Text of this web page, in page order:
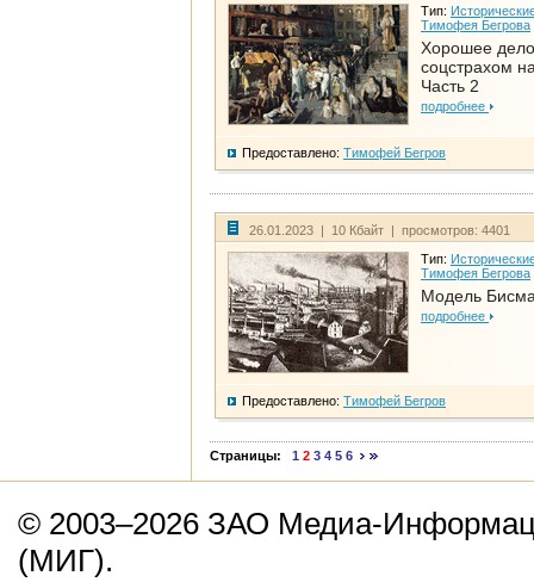
Тип:
Тимофея Бегрова
Хорошее дело
соцстрахом
Часть 2
подробнее
Предоставлено: Тимофей Бегров
26.01.2023 | 10 Кбайт | просмотров: 4401
Тип:
Тимофея Бегрова
Модель
подробнее
Предоставлено: Тимофей Бегров
Страницы: 1 2 3 4 5 6
© 2003–2026 ЗАО Медиа-
(МИГ).